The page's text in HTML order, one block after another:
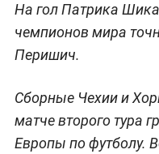
На гол Патрика Шика
чемпионов мира
Перишич.
Сборные Чехии и
матче второго тура
Европы по футболу.